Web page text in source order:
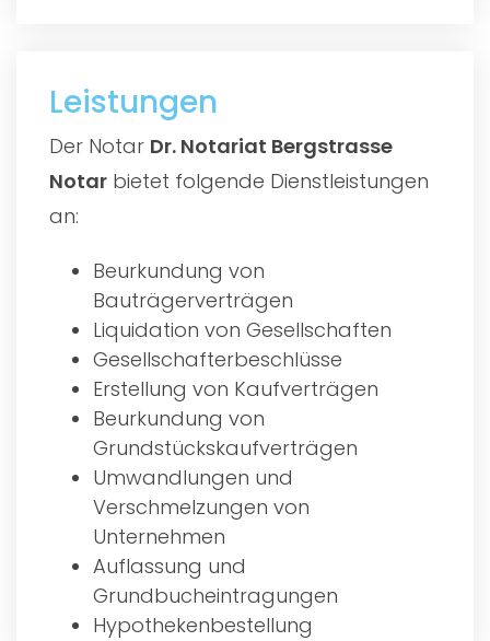
Leistungen
Der Notar Dr. Notariat Bergstrasse
Notar bietet folgende Dienstleistungen
an:
Beurkundung von
Bauträgerverträgen
Liquidation von Gesellschaften
Gesellschafterbeschlüsse
Erstellung von Kaufverträgen
Beurkundung von
Grundstückskaufverträgen
Umwandlungen und
Verschmelzungen von
Unternehmen
Auflassung und
Grundbucheintragungen
Hypothekenbestellung